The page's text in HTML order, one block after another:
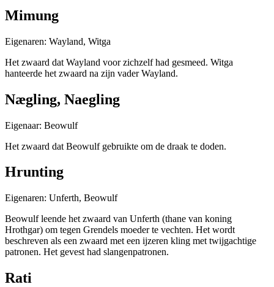
Mimung
Eigenaren: Wayland, Witga
Het zwaard dat Wayland voor zichzelf had gesmeed. Witga
hanteerde het zwaard na zijn vader Wayland.
Nægling, Naegling
Eigenaar: Beowulf
Het zwaard dat Beowulf gebruikte om de draak te doden.
Hrunting
Eigenaren: Unferth, Beowulf
Beowulf leende het zwaard van Unferth (thane van koning
Hrothgar) om tegen Grendels moeder te vechten. Het wordt
beschreven als een zwaard met een ijzeren kling met twijgachtige
patronen. Het gevest had slangenpatronen.
Rati